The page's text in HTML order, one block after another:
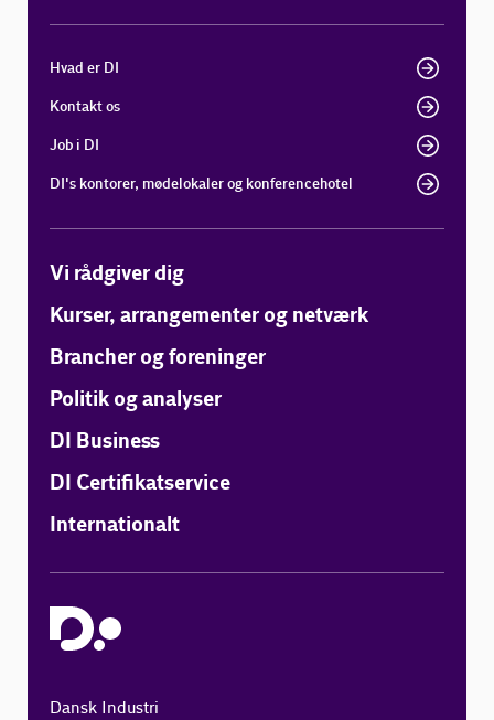
Hvad er DI
Kontakt os
Job i DI
DI's kontorer, mødelokaler og konferencehotel
Vi rådgiver dig
Kurser, arrangementer og netværk
Brancher og foreninger
Politik og analyser
DI Business
DI Certifikatservice
Internationalt
Dansk Industri